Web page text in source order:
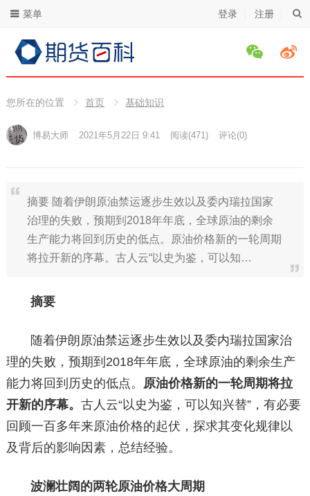
登录 注册
菜单
您所在的位置 首页 基础知识
博易大师 2021年5月22日 9:41 阅读(471) 评论(0)
摘要 随着伊朗原油禁运逐步生效以及委内瑞拉国家
治理的失败，预期到2018年年底，全球原油的剩余
生产能力将回到历史的低点。原油价格新的一轮周期
将拉开新的序幕。古人云“以史为鉴，可以知…
摘要
随着伊朗原油禁运逐步生效以及委内瑞拉国家治
理的失败，预期到2018年年底，全球原油的剩余生产
能力将回到历史的低点。 原油价格新的一轮周期将拉
开新的序幕。 古人云“以史为鉴，可以知兴替”，有必要
回顾一百多年来原油价格的起伏，探求其变化规律以
及背后的影响因素，总结经验。
波澜壮阔的两轮原油价格大周期